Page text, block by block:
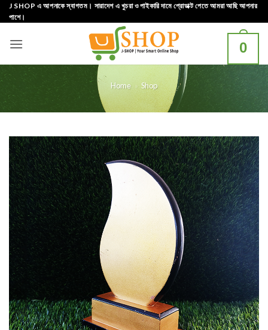
Skip
to
J SHOP এ আপনাকে স্বাগতম। সারাদেশ এ খুচরা ও পাইকারি দামে প্রোডাক্ট পেতে আমরা আছি আপনার
পাশে।
0
Home » Shop